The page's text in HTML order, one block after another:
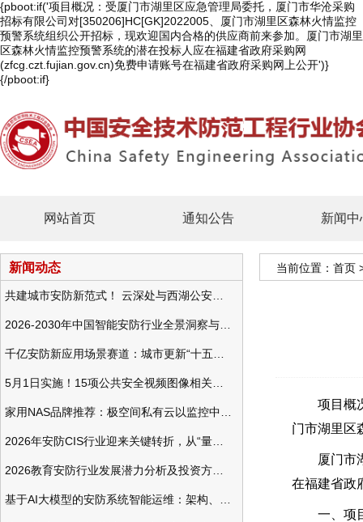
{pboot:if('项目概况：受厦门市湖里区应急管理局委托，厦门市华沧采购
招标有限公司对[350206]HC[GK]2022005、厦门市湖里区森林火情监控
预警系统组织公开招标，现欢迎国内合格的供应商前来参加。厦门市湖里
区森林火情监控预警系统的潜在投标人应在福建省政府采购网
(zfcg.czt.fujian.gov.cn)免费申请账号在福建省政府采购网上公开')}
{/pboot:if}
网站首页 通知公告 新闻中
新闻动态 当前位置： 首页
项目概况
门市湖里区
厦门市湖
在福建省政
一、项